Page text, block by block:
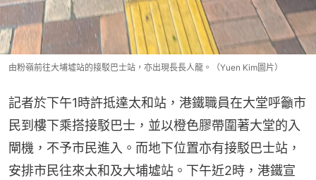
由粉嶺前往大埔墟站的接駁巴士站，亦出現長長人龍。（Yuen Kim圖片）
記者於下午1時許抵達太和站，港鐵職員在大堂呼籲市
民到樓下乘搭接駁巴士，並以橙色膠帶圍著大堂的入
閘機，不予市民進入。而地下位置亦有接駁巴士站，
安排市民往來太和及大埔墟站。下午近2時，港鐵宣